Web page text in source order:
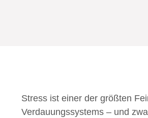
Stress ist einer der größten
Verdauungssystems – und